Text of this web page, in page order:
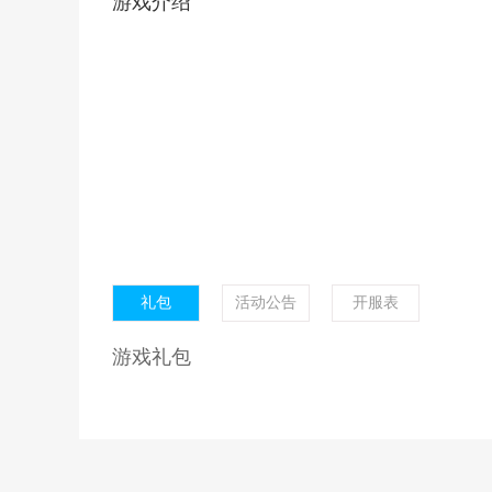
礼包 活动公告 开服表
游戏礼包